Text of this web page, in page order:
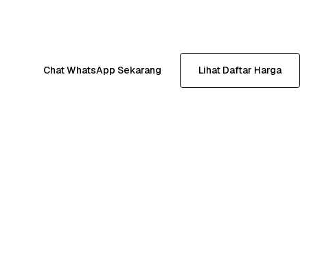
Chat WhatsApp Sekarang Lihat Daftar Harga